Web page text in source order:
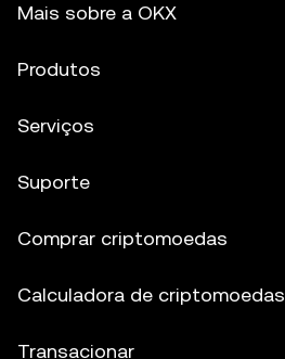
Mais sobre a OKX
Produtos
Serviços
Suporte
Comprar criptomoedas
Calculadora de criptomoedas
Transacionar